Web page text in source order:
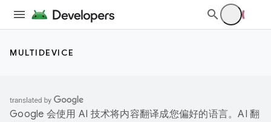
MULTIDEVICE
Google 会使用 AI 技术将内容翻译成您偏好的语言。AI 翻